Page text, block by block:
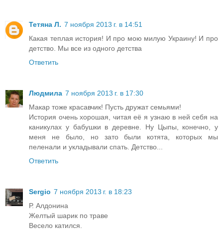
Тетяна Л. 7 ноября 2013 г. в 14:51
Какая теплая история! И про мою милую Украину! И про
детство. Мы все из одного детства
Ответить
Людмила 7 ноября 2013 г. в 17:30
Макар тоже красавчик! Пусть дружат семьями!
История очень хорошая, читая её я узнаю в ней себя на
каникулах у бабушки в деревне. Ну Цыпы, конечно, у
меня не было, но зато были котята, которых мы
пеленали и укладывали спать. Детство...
Ответить
Sergio 7 ноября 2013 г. в 18:23
Р. Алдонина
Желтый шарик по траве
Весело катился.